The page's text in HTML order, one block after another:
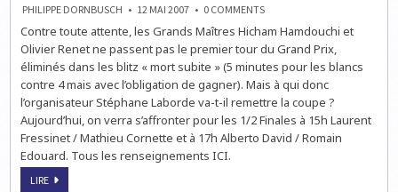
PHILIPPE DORNBUSCH 12 MAI 2007 0 COMMENTSON
AU
GRAND
PRIX
BORDEAUX
Contre toute attente, les Grands Maîtres Hicham Hamdouchi et
Olivier Renet ne passent pas le premier tour du Grand Prix,
éliminés dans les blitz « mort subite » (5 minutes pour les blancs
contre 4 mais avec l’obligation de gagner). Mais à qui donc
l’organisateur Stéphane Laborde va-t-il remettre la coupe ?
Aujourd’hui, on verra s’affronter pour les 1/2 Finales à 15h Laurent
Fressinet / Mathieu Cornette et à 17h Alberto David / Romain
Edouard. Tous les renseignements ICI.
LIRESURPRISE